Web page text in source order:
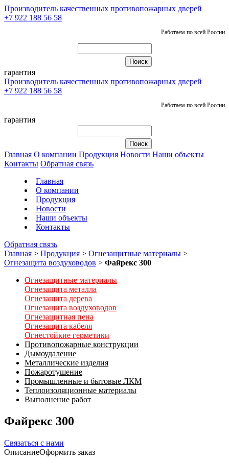
Производитель качественных противопожарных дверей
+7 922 188 56 58
Работаем по всей России
гарантия
Производитель качественных противопожарных дверей
+7 922 188 56 58
Работаем по всей России
гарантия
Главная О компании Продукция Новости Наши объекты
Контакты Обратная связь
Главная
О компании
Продукция
Новости
Наши объекты
Контакты
Обратная связь
Главная > Продукция > Огнезащитные материалы >
Огнезащита воздуховодов > Файрекс 300
Огнезащитные материалы
Огнезащита металла
Огнезащита дерева
Огнезащита воздуховодов
Огнезащитная пена
Огнезащита кабеля
Огнестойкие герметики
Противопожарные конструкции
Дымоудаление
Металлические изделия
Пожаротушение
Промышленные и бытовые ЛКМ
Теплоизоляционные материалы
Выполнение работ
Файрекс 300
Связаться с нами
ОписаниеОформить заказ